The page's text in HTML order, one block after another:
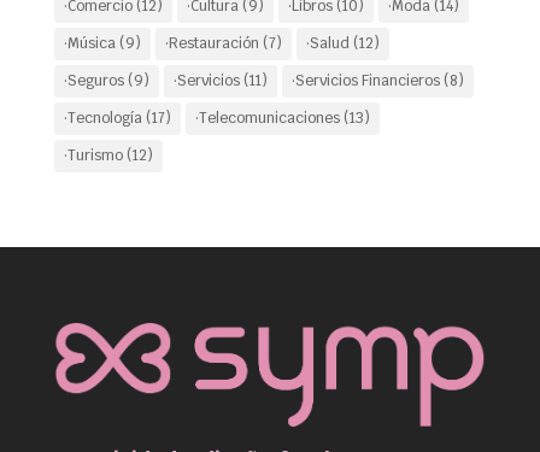
·Comercio(12) ·Cultura(9) ·Libros(10) ·Moda(14)
·Música(9) ·Restauración (7) ·Salud (12)
·Seguros(9) ·Servicios(11) ·Servicios Financieros(8)
·Tecnología(17) ·Telecomunicaciones(13)
·Turismo(12)